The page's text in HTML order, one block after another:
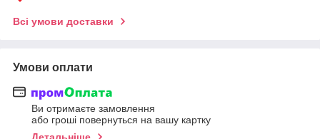
Всі умови доставки
Умови оплати
Ви отримаєте замовлення
або гроші повернуться на вашу картку